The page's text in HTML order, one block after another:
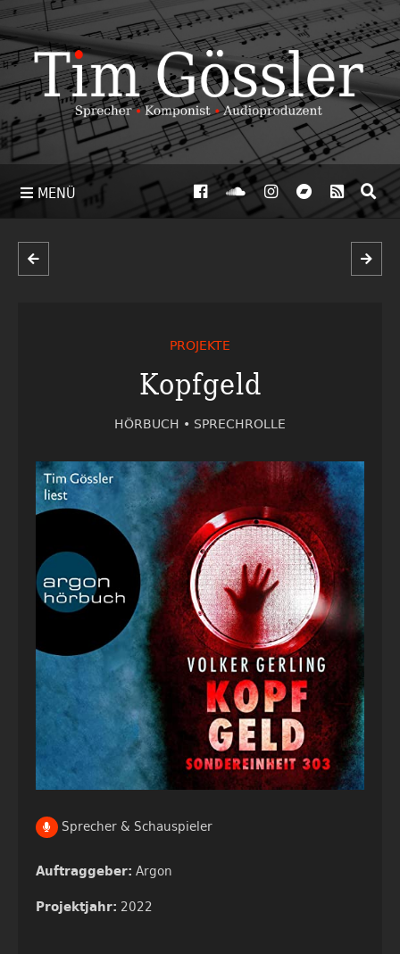
MENÜ
PROJEKTE
Kopfgeld
HÖRBUCH • SPRECHROLLE
Sprecher & Schauspieler
Auftraggeber: Argon
Projektjahr: 2022